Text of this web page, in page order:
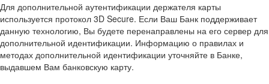
Для дополнительной аутентификации держателя карты
используется протокол 3D Secure. Если Ваш Банк поддерживает
данную технологию, Вы будете перенаправлены на его сервер для
дополнительной идентификации. Информацию о правилах и
методах дополнительной идентификации уточняйте в Банке,
выдавшем Вам банковскую карту.